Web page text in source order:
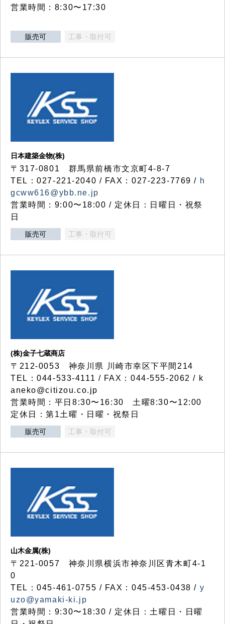
営業時間：8:30〜17:30
販売可 工事・取付可
日本建築金物(株)
〒317‐0801 群馬県前橋市文京町4-8-7
TEL：027-221-2040 / FAX：027-223-7769 / h
gcww616@ybb.ne.jp
営業時間：9:00〜18:00 / 定休日：日曜日・祝祭
日
販売可 工事・取付可
(株)金子七蔵商店
〒212-0053 神奈川県 川崎市幸区下平間214
TEL：044-533-4111 / FAX：044-555-2062 / k
aneko@citizou.co.jp
営業時間：平日8:30〜16:30 土曜8:30〜12:00
定休日：第1土曜・日曜・祝祭日
販売可 工事・取付可
山木金属(株)
〒221-0057 神奈川県横浜市神奈川区青木町4-1
0
TEL：045-461-0755 / FAX：045-453-0438 / y
uzo@yamaki-ki.jp
営業時間：9:30〜18:30 / 定休日：土曜日・日曜